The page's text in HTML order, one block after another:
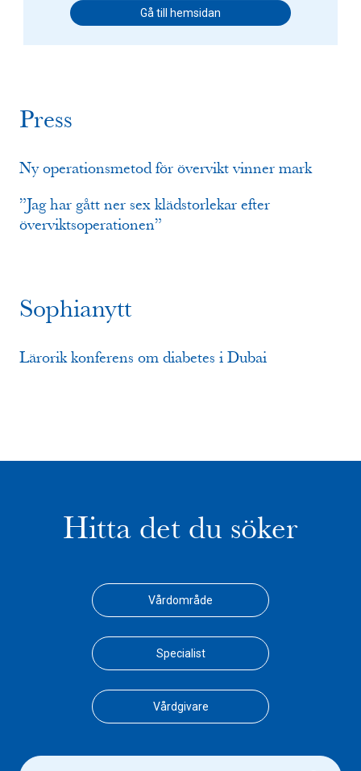
Gå till hemsidan
Press
Ny operationsmetod för övervikt vinner mark
”Jag har gått ner sex klädstorlekar efter
överviktsoperationen”
Sophianytt
Lärorik konferens om diabetes i Dubai
Hitta det du söker
Vårdområde
Specialist
Vårdgivare